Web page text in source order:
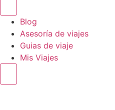
Blog
Asesoría de viajes
Guias de viaje
Mis Viajes